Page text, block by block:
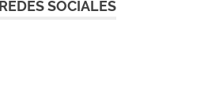
SOCIALES